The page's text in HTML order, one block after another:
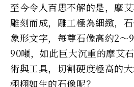
至今令人百思不解的是，摩
雕刻而成，雕工極為細緻，
象形文字，每尊石像高約2～
90噸，如此巨大沉重的摩艾
術與工具，切割硬度極高的
栩栩如生的石像呢？